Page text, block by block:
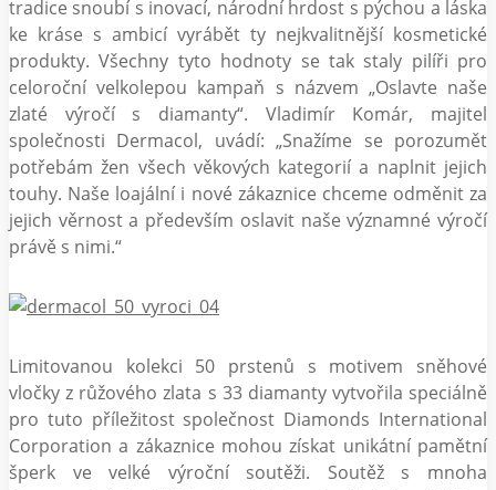
tradice snoubí s inovací, národní hrdost s pýchou a láska
ke kráse s ambicí vyrábět ty nejkvalitnější kosmetické
produkty. Všechny tyto hodnoty se tak staly pilíři pro
celoroční velkolepou kampaň s názvem „Oslavte naše
zlaté výročí s diamanty“. Vladimír Komár, majitel
společnosti Dermacol, uvádí: „Snažíme se porozumět
potřebám žen všech věkových kategorií a naplnit jejich
touhy. Naše loajální i nové zákaznice chceme odměnit za
jejich věrnost a především oslavit naše významné výročí
právě s nimi.“
Limitovanou kolekci 50 prstenů s motivem sněhové
vločky z růžového zlata s 33 diamanty vytvořila speciálně
pro tuto příležitost společnost Diamonds International
Corporation a zákaznice mohou získat unikátní pamětní
šperk ve velké výroční soutěži. Soutěž s mnoha